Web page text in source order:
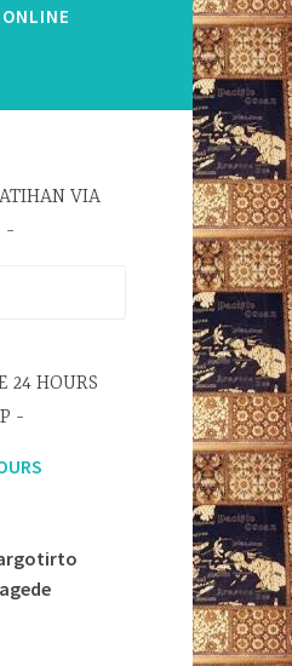
VIA
24 HOURS